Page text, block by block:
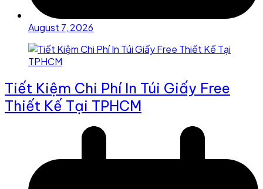
August 7, 2026
Tiết Kiệm Chi Phí In Túi Giấy Free
Thiết Kế Tại TPHCM